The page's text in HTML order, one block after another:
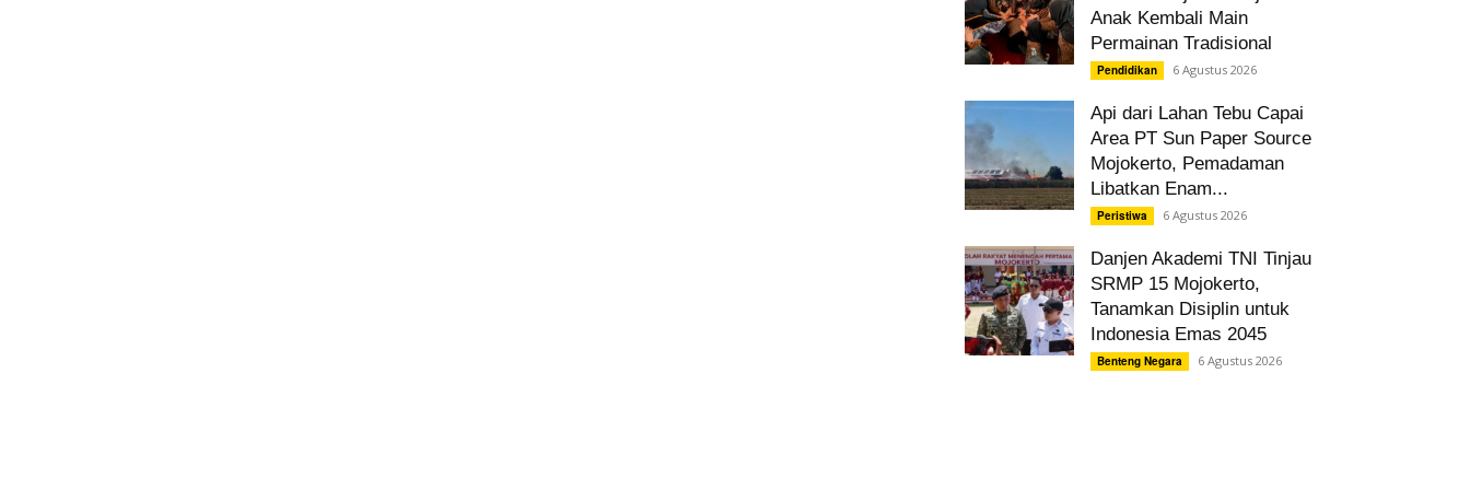
Anak Kembali Main
Permainan Tradisional
Pendidikan 6 Agustus 2026
Api dari Lahan Tebu Capai
Area PT Sun Paper Source
Mojokerto, Pemadaman
Libatkan Enam...
Peristiwa 6 Agustus 2026
Danjen Akademi TNI Tinjau
SRMP 15 Mojokerto,
Tanamkan Disiplin untuk
Indonesia Emas 2045
Benteng Negara 6 Agustus 2026